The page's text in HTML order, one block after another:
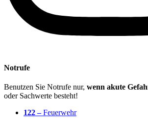
Notrufe
Benutzen Sie Notrufe nur, wenn akute
oder Sachwerte besteht!
122 –Feuerwehr